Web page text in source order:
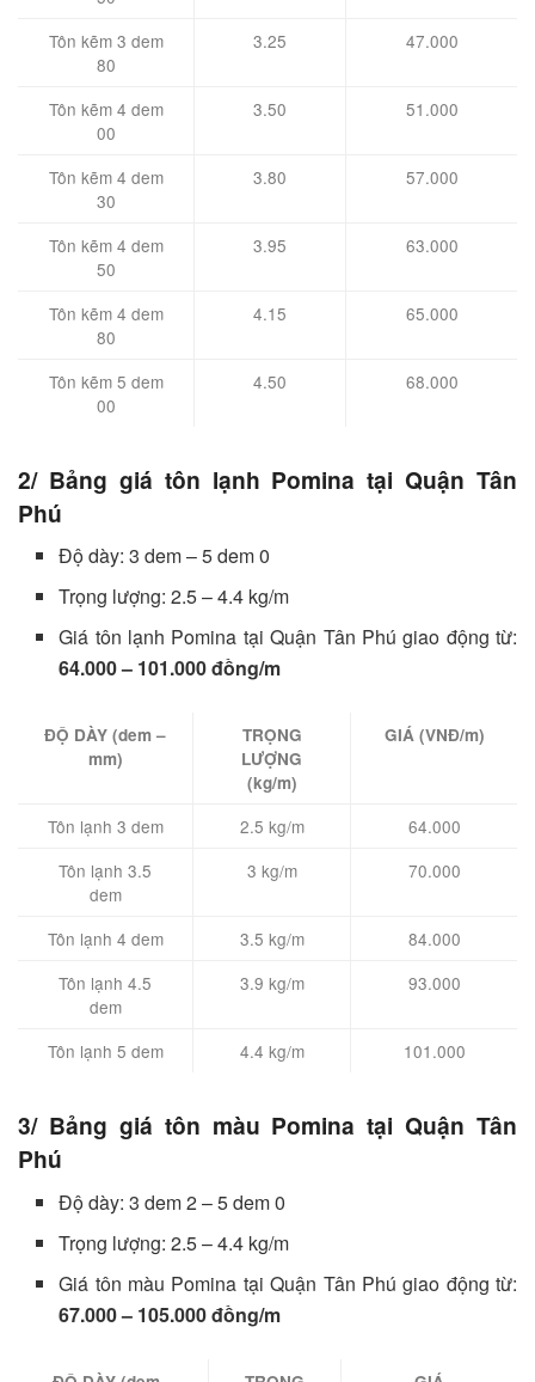
Tôn kẽm 3 dem
80
3.25 47.000
Tôn kẽm 4 dem
00
3.50 51.000
Tôn kẽm 4 dem
30
3.80 57.000
Tôn kẽm 4 dem
50
3.95 63.000
Tôn kẽm 4 dem
80
4.15 65.000
Tôn kẽm 5 dem
00
4.50 68.000
2/ Bảng giá tôn lạnh Pomina tại Quận Tân
Phú
Độ dày: 3 dem – 5 dem 0
Trọng lượng: 2.5 – 4.4 kg/m
Giá tôn lạnh Pomina tại Quận Tân Phú giao động từ:
64.000 – 101.000 đồng/m
ĐỘ DÀY (dem –
mm)
TRỌNG
LƯỢNG
(kg/m)
GIÁ (VNĐ/m)
Tôn lạnh 3 dem 2.5 kg/m
64.000
Tôn lạnh 3.5
dem
3 kg/m 70.000
Tôn lạnh 4 dem 3.5 kg/m
84.000
Tôn lạnh 4.5
dem
3.9 kg/m 93.000
Tôn lạnh 5 dem 4.4 kg/m 101.000
3/ Bảng giá tôn màu Pomina tại Quận Tân
Phú
Độ dày: 3 dem 2 – 5 dem 0
Trọng lượng: 2.5 – 4.4 kg/m
Giá tôn màu Pomina tại Quận Tân Phú giao động từ:
67.000 – 105.000 đồng/m